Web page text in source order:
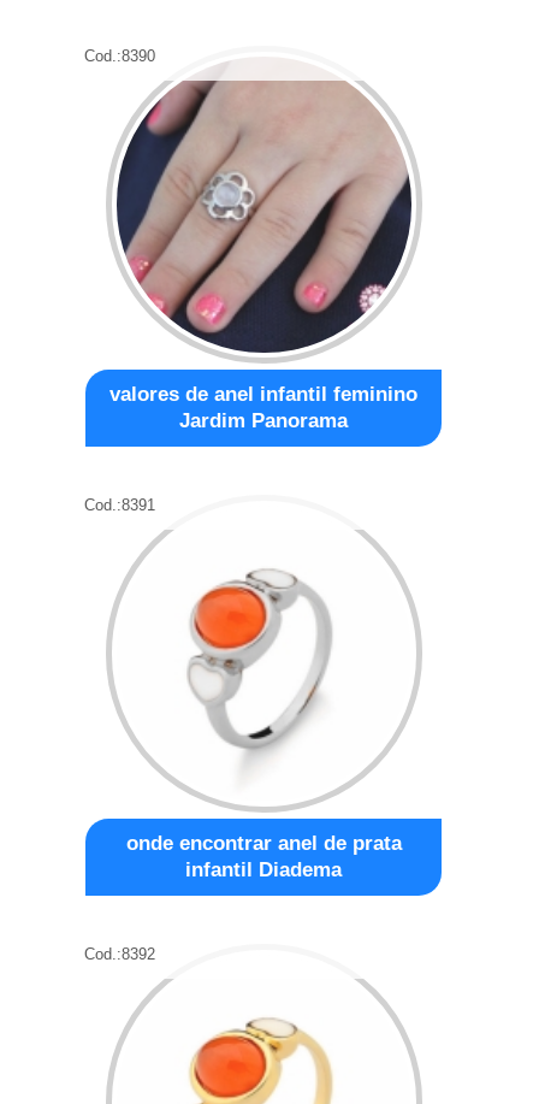
Cod.:8390
valores de anel infantil feminino
Jardim Panorama
Cod.:8391
onde encontrar anel de prata
infantil Diadema
Cod.:8392